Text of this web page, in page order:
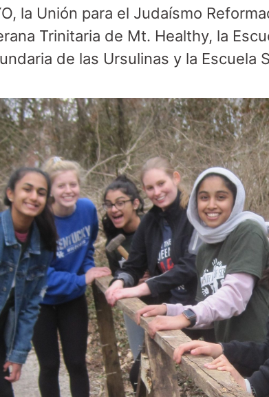
la Unión para el Judaísmo
Trinitaria de Mt. Healthy, la
de las Ursulinas y la Escuela